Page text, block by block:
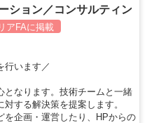
ション／コンサルティン
アFAに掲載
行います／
となります。技術チームと一緒
する解決策を提案します。
を企画・運営したり、HPからの